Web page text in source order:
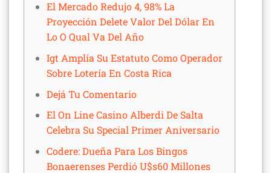
El Mercado Redujo 4, 98% La
Proyección Delete Valor Del Dólar En
Lo O Qual Va Del Año
Igt Amplía Su Estatuto Como Operador
Sobre Lotería En Costa Rica
Dejá Tu Comentario
El On Line Casino Alberdi De Salta
Celebra Su Special Primer Aniversario
Codere: Dueña Para Los Bingos
Bonaerenses Perdió U$s60 Millones